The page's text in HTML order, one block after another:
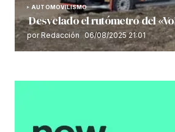
AUTOMOVILISMO
Desvelado el rutómetro del
por Redacción 06/08/2025 21:01